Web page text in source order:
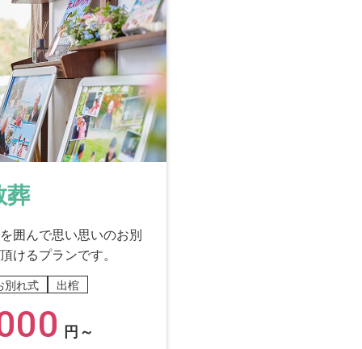
葬
囲んで思い思いのお別
けるプランです。
別れ式 出棺
円～